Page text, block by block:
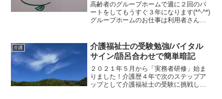
高齢者のグループホームで週に２回のパ
ートをしてもうすぐ３年になります(*^-^*)
グループホームのお仕事は利用者さんの
たいに普通に生活するお手伝いをしてい
るので大家族の...
介護
介護福祉士の受験勉強/バイタル
サイン/語呂合わせで簡単暗記
２０２１年５月から「実務者研修」始ま
りました！介護歴４年で次のステップア
ップとして介護福祉士の受験に挑戦しま